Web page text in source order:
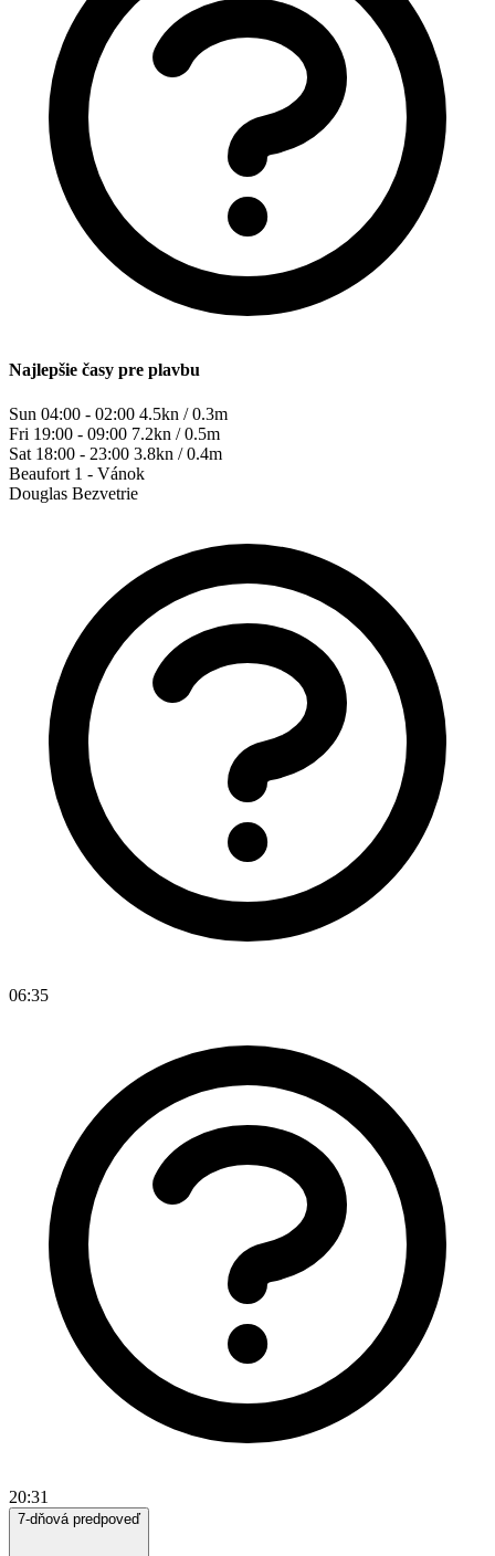
Najlepšie časy pre plavbu
Sun 04:00 - 02:00 4.5kn / 0.3m
Fri 19:00 - 09:00 7.2kn / 0.5m
Sat 18:00 - 23:00 3.8kn / 0.4m
Beaufort 1 - Vánok
Douglas Bezvetrie
06:35
20:31
7-dňová predpoveď